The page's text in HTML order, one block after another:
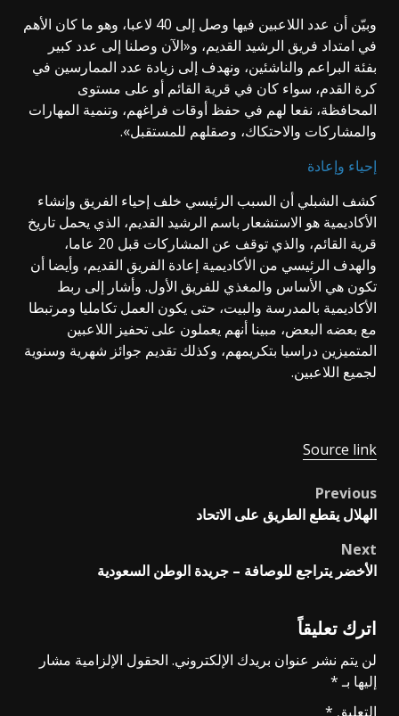
وبيّن أن عدد اللاعبين فيها وصل إلى 40 لاعبا، وهو ما كان الأهم
في امتداد فريق الرشيد القديم، و«الآن وصلنا إلى عدد كبير
بفئة البراعم والناشئين، ونهدف إلى زيادة عدد الممارسين في
كرة القدم، سواء كان في قرية القائم أو على مستوى
المحافظة، نفعا لهم في حفظ أوقات فراغهم، وتنمية المهارات
والمشاركات والاحتكاك، وصقلهم للمستقبل».
إحياء وإعادة
كشف الشبلي أن السبب الرئيسي خلف إحياء الفريق وإنشاء
الأكاديمية هو الاستشعار باسم الرشيد القديم، الذي يحمل تاريخ
قرية القائم، والذي توقف عن المشاركات قبل 20 عاما،
والهدف الرئيسي من الأكاديمية إعادة الفريق القديم، وأيضا أن
تكون هي الأساس والمغذي للفريق الأول. وأشار إلى ربط
الأكاديمية بالمدرسة والبيت، حتى يكون العمل تكامليا ومرتبطا
مع بعضه البعض، مبينا أنهم يعملون على تحفيز اللاعبين
المتميزين دراسيا بتكريمهم، وكذلك تقديم جوائز شهرية وسنوية
لجميع اللاعبين.
Source link
Post
navigation
Previous
الهلال يقطع الطريق على الاتحاد
Next
الأخضر يتراجع للوصافة – جريدة الوطن السعودية
اترك تعليقاً
لن يتم نشر عنوان بريدك الإلكتروني. الحقول الإلزامية مشار
إليها بـ*
التعليق *